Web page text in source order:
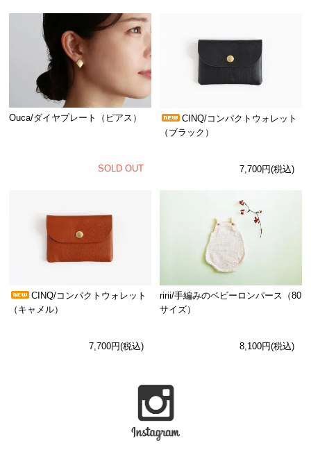
Ouca/ダイヤプレート（ピアス）
SOLD OUT
CINQ/コンパクトウォレット
（ブラック）
7,700円(税込)
CINQ/コンパクトウォレット
（キャメル）
7,700円(税込)
ririi/手編みのベビーロンパース（80
サイズ）
8,100円(税込)